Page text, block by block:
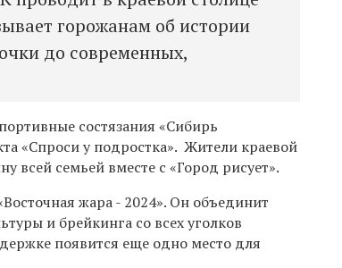
горожанам об истории
до современных,
состязания «Сибирь
«Спроси у подростка». Жители краевой
всей семьей вместе с «Город рисует».
жара - 2024». Он объединит
и брейкинга со всех уголков
появится еще одно место для